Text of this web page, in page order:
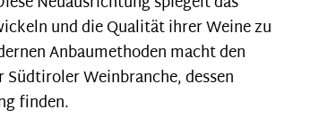
und die Qualität ihrer Weine zu
Anbaumethoden macht den
Weinbranche, dessen
finden.